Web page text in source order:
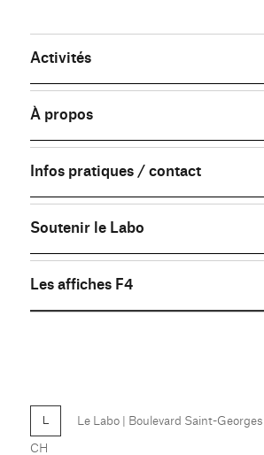
Activités
À propos
Infos pratiques / contact
Soutenir le Labo
Les affiches F4
Le Labo | Boulevard Saint-
CH